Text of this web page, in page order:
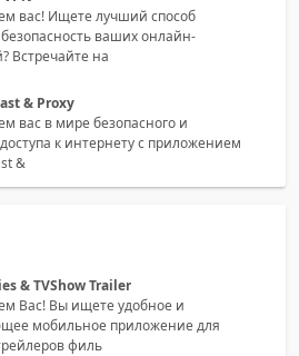
вас! Ищете лучший способ
ваших онлайн-
Встречайте на
& Proxy
вас в мире безопасного и
к интернету с приложением
&
& TVShow Trailer
Вас! Вы ищете удобное и
мобильное приложение для
филь